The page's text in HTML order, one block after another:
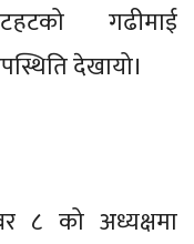
गढीमाई
देखायो।
८ को अध्यक्षमा